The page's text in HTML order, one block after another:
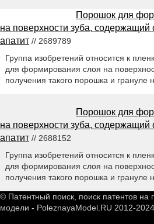
Порошок для
на поверхности зуба, содержащий
апатит // 2689789
Группа изобретений относится к
для формирования слоя на
получения такого порошка и грануле
Порошок для
на поверхности зуба, содержащий
апатит // 2688152
Группа изобретений относится к
для формирования слоя на
получения такого порошка и грануле
© Патентный поиск, поиск патентов на
модели - PoleznayaModel.RU 2012-2024